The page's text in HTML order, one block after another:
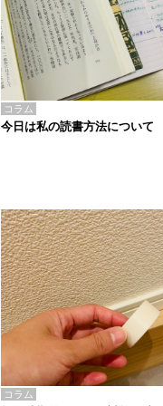
コラム
今日は私の読書方法について
コラム